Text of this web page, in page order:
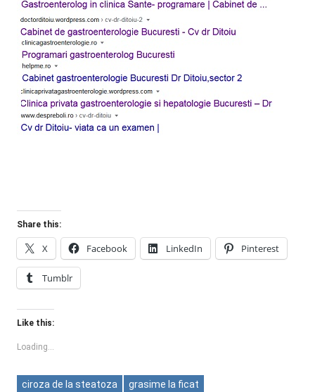
Share this:
X Facebook LinkedIn Pinterest
Tumblr
Like this:
Loading...
ciroza de la steatoza
grasime la ficat